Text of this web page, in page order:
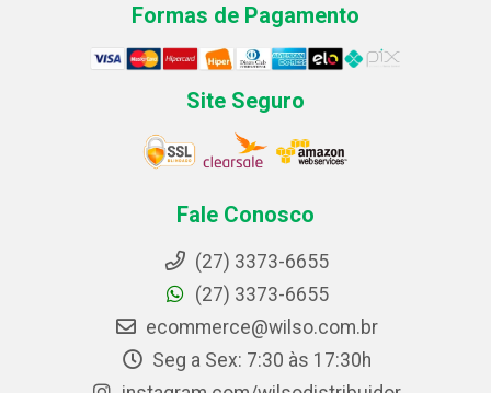
Formas de Pagamento
Site Seguro
Fale Conosco
(27) 3373-6655
(27) 3373-6655
ecommerce@wilso.com.br
Seg a Sex: 7:30 às 17:30h